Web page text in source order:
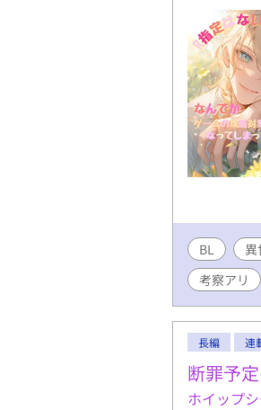
BL 異
考察アリ
長編 連
断罪予
ホイップ